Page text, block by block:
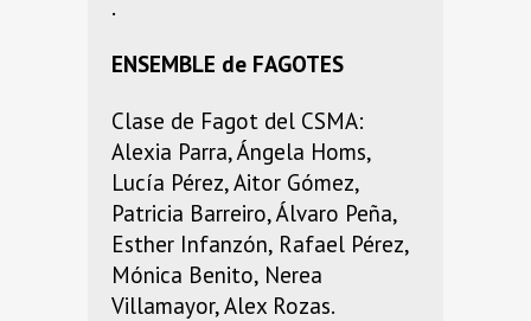
.
ENSEMBLE de FAGOTES
Clase de Fagot del CSMA:
Alexia Parra, Ángela Homs,
Lucía Pérez, Aitor Gómez,
Patricia Barreiro, Álvaro Peña,
Esther Infanzón, Rafael Pérez,
Mónica Benito, Nerea
Villamayor, Alex Rozas.